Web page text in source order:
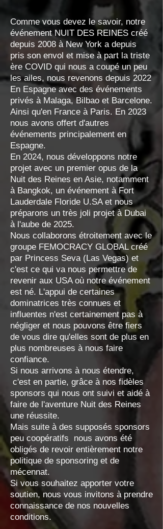
Comme vous devez le savoir, notre
événement NUIT DES REINES créé
depuis 2008 à New York a depuis
pris son envol et mise à part la triste
ère COVID qui nous a coupé un peu
les ailes, nous revenons depuis 2022
En Espagne avec des événements
privés à Malaga, Bilbao et Barcelone.
Ainsi qu'en France à Paris. En 2023
nous avons offert d'autres
événements principalement en
Espagne.
En 2024, nous développons notre
projet avec un premier opus de la
Nuit des Reines en Asie, notamment
à Bangkok, un événement à Fort
Lauderdale Floride U.SA et nous
préparons un très joli projet à Dubai
à l'aube de 2025.
Nous collaborons étroitement avec le
groupe FEMOCRACY GLOBAL créé
par Princess Seva (Las Vegas) et
c'est ce qui va nous permettre de
revenir aux USA où notre événement
est né. L'appui de certaines
dominatrices très connues et
influentes n'est certainement pas à
négliger et nous pouvons être fiers
de vous dire qu'elles sont de plus en
plus nombreuses à nous faire
confiance.
Si nous arrivons à nous étendre,
c'est en partie, grâce à nos fidèles
sponsors qui nous ont suivi et aidé à
faire de l'aventure Nuit des Reines
une réussite.
Mais suite à des supposés sponsors
peu coopératifs nous avons été
obligés de revoir entièrement notre
politique de sponsoring et de
mécennat.
Si vous souhaitez apporter votre
soutien, nous vous invitons à prendre
connaissance de nos nouvelles
conditions.